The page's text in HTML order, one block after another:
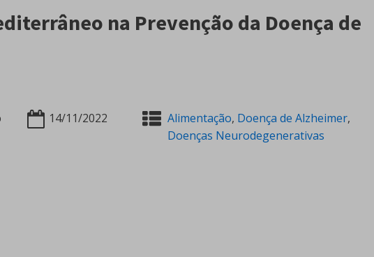
na Prevenção da Doença de
14/11/2022 Alimentação, Doença de Alzheimer,
Doenças Neurodegenerativas